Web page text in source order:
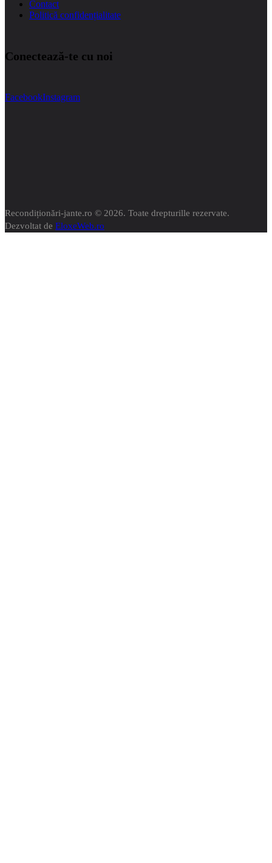
Contact
Politică confidențialitate
Conectează‑te cu noi
FacebookInstagram
Recondiționări-jante.ro © 2026. Toate drepturille rezervate.
Dezvoltat de EloxeWeb.ro